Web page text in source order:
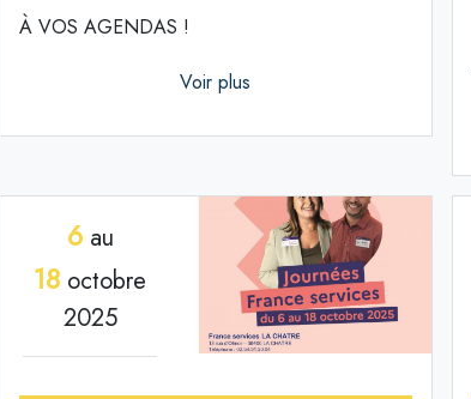
À VOS AGENDAS !
Voir plus
6au
18 octobre
2025